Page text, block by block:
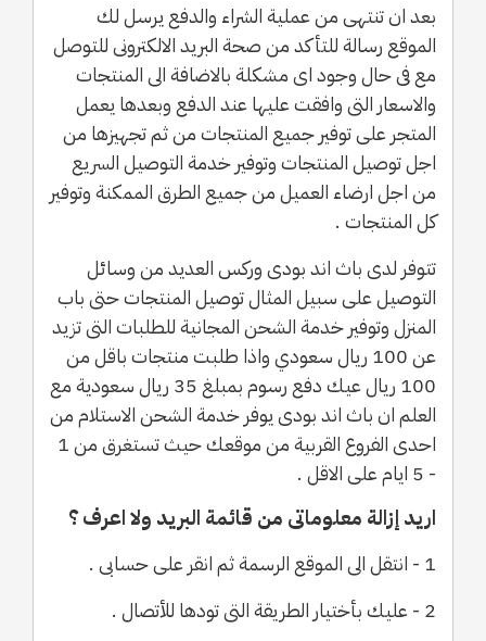
بعد ان تنتهى من عملية الشراء والدفع يرسل لك
الموقع رسالة للتأكد من صحة البريد الالكترونى للتوصل
مع فى حال وجود اى مشكلة بالاضافة الى المنتجات
والاسعار التى وافقت عليها عند الدفع وبعدها يعمل
المتجر على توفير جميع المنتجات من ثم تجهيزها من
اجل توصيل المنتجات وتوفير خدمة التوصيل السريع
من اجل ارضاء العميل من جميع الطرق الممكنة وتوفير
كل المنتجات .
تتوفر لدى باث اند بودى وركس العديد من وسائل
التوصيل على سبيل المثال توصيل المنتجات حتى باب
المنزل وتوفير خدمة الشحن المجانية للطلبات التى تزيد
عن 100 ريال سعودي واذا طلبت منتجات باقل من
100 ريال عيك دفع رسوم بمبلغ 35 ريال سعودية مع
العلم ان باث اند بودى يوفر خدمة الشحن الاستلام من
احدى الفروع القربية من موقعك حيث تستغرق من 1
- 5 ايام على الاقل .
اريد إزالة معلوماتى من قائمة البريد ولا اعرف ؟
1 - انتقل الى الموقع الرسمة ثم انقر على حسابى .
2 - عليك بأختيار الطريقة التى تودها للأتصال .